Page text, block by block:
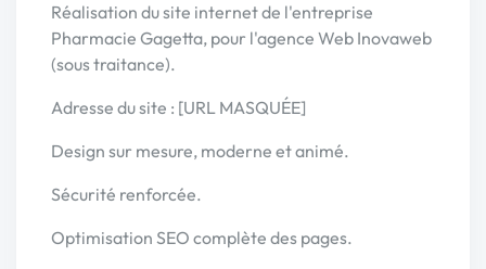
Réalisation du site internet de l'entreprise
Pharmacie Gagetta, pour l'agence Web Inovaweb
(sous traitance).
Adresse du site : [URL MASQUÉE]
Design sur mesure, moderne et animé.
Sécurité renforcée.
Optimisation SEO complète des pages.